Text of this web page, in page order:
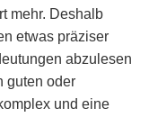
mehr. Deshalb
etwas präziser
abzulesen
guten oder
und eine